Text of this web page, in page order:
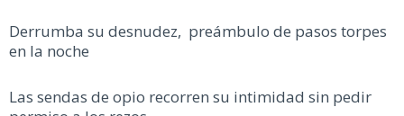
Derrumba su desnudez, preámbulo de pasos torpes
en la noche
Las sendas de opio recorren su intimidad sin pedir